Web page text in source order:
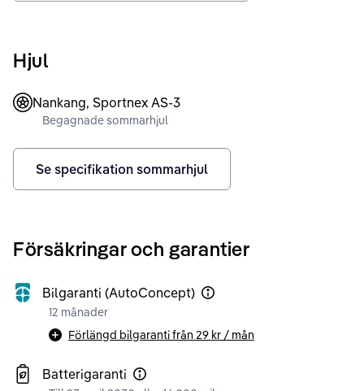
Hjul
Nankang, Sportnex AS-3
Begagnade sommarhjul
Se specifikation sommarhjul
Försäkringar och garantier
Bilgaranti (AutoConcept)
12 månader
Förlängd bilgaranti från 29 kr / mån
Batterigaranti